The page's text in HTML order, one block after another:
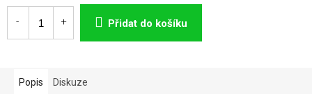
Měrná
cena:
Přidat do košíku
Popis Diskuze